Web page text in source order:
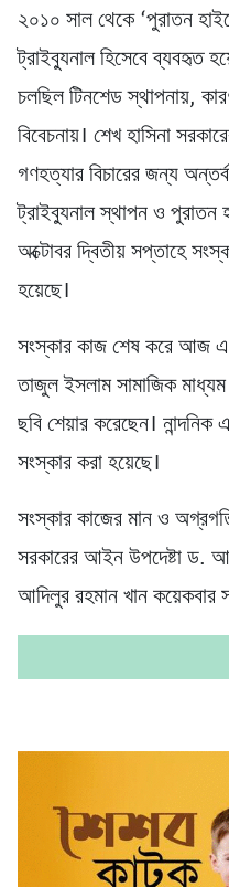
২০১০ সাল থেকে ‘পুরাতন
ট্রাইব্যুনাল হিসেবে ব্যবহৃত
চলছিল টিনশেড স্থাপনায়,
বিবেচনায়। শেখ হাসিনা
গণহত্যার বিচারের জন্য
ট্রাইব্যুনাল স্থাপন ও পুরাতন
অক্টোবর দ্বিতীয় সপ্তাহে
হয়েছে।
সংস্কার কাজ শেষ করে আজ
তাজুল ইসলাম সামাজিক
ছবি শেয়ার করেছেন।
সংস্কার করা হয়েছে।
সংস্কার কাজের মান ও
সরকারের আইন উপদেষ্টা ড.
আদিলুর রহমান খান কয়েকবার